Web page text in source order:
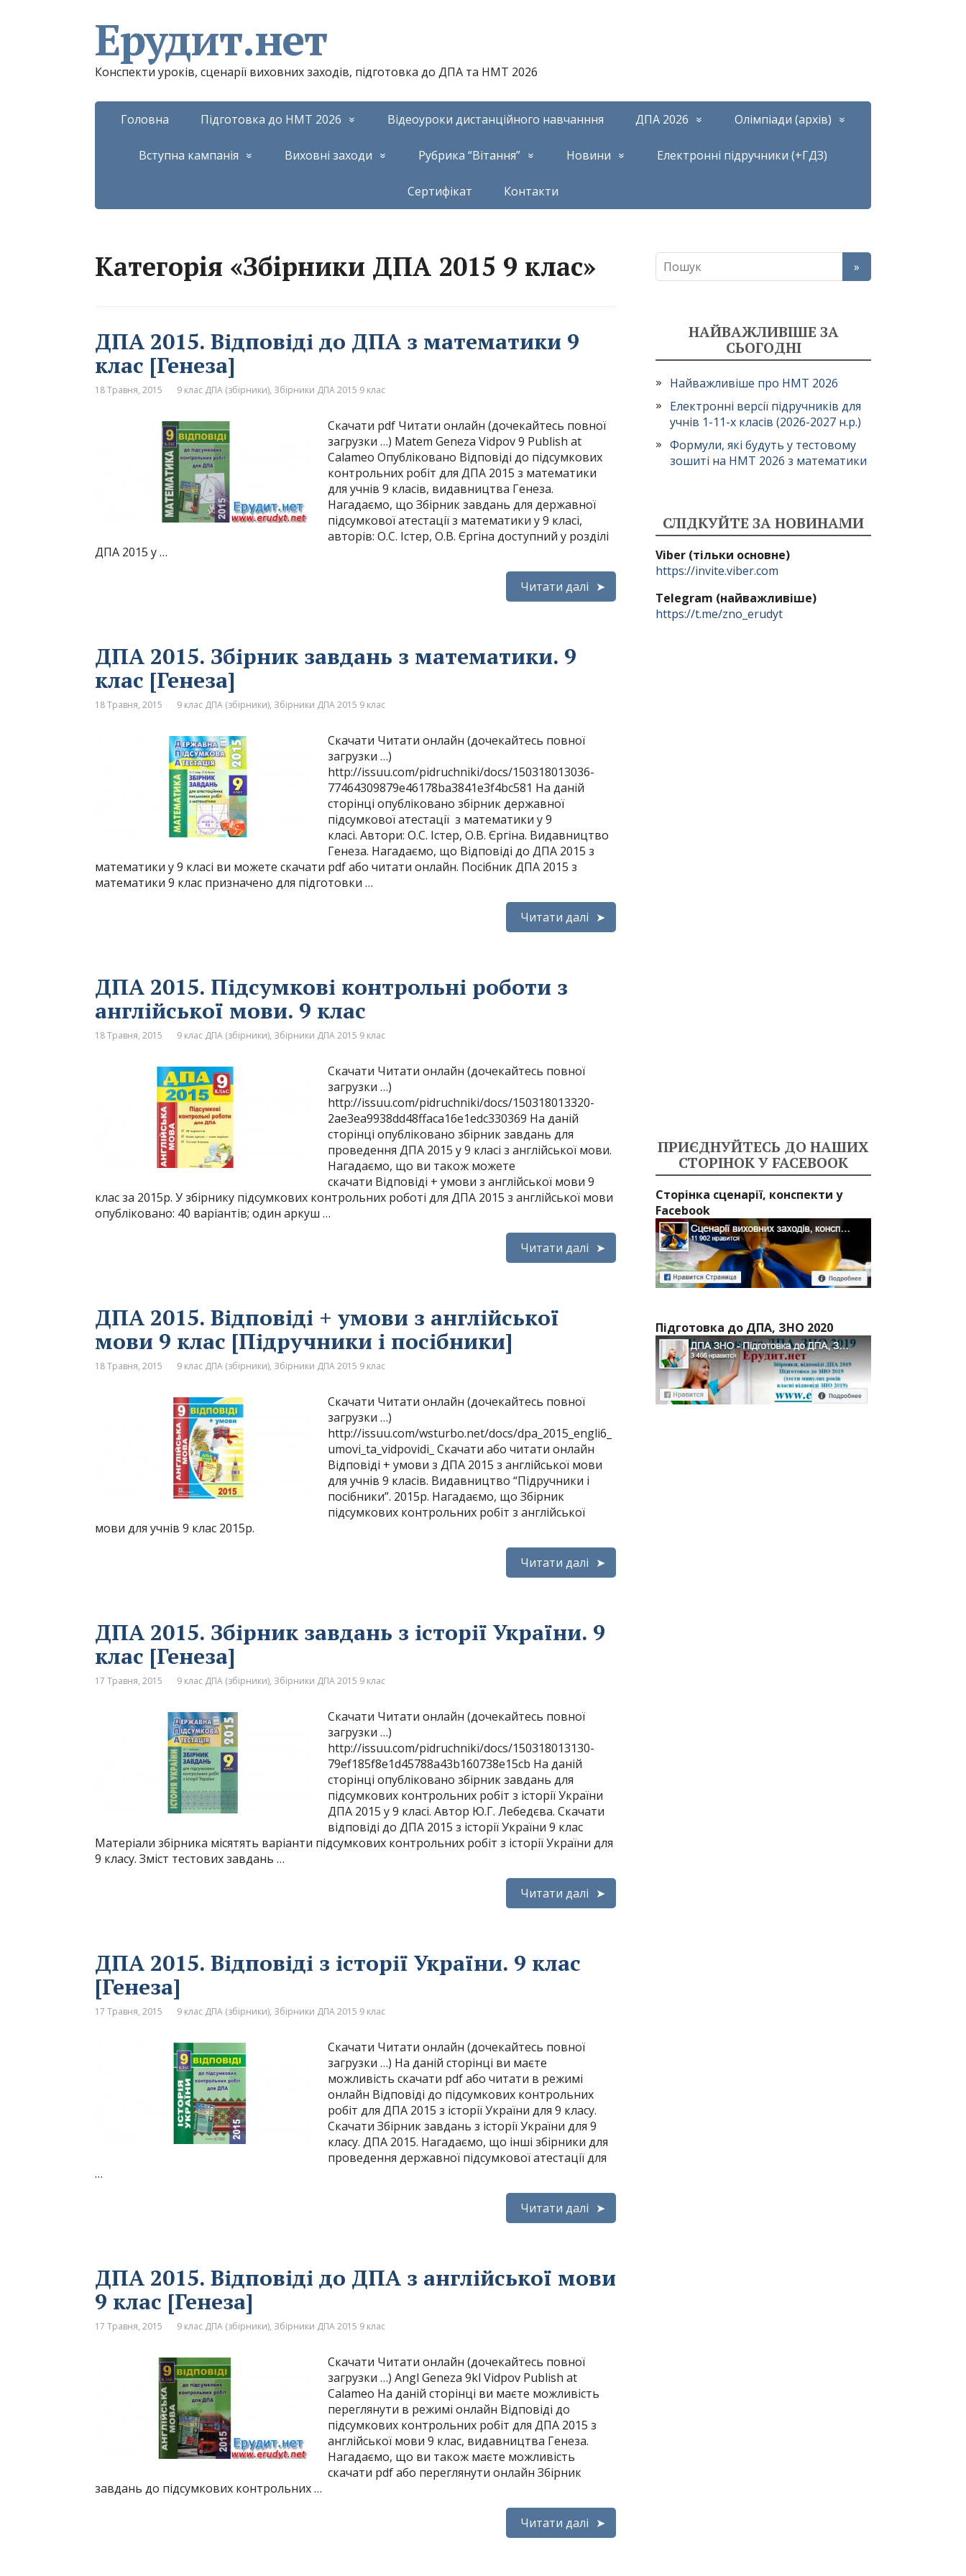
Ерудит.нет
Конспекти уроків, сценарії виховних заходів, підготовка до ДПА та НМТ 2026
Головна Підготовка до НМТ 2026 Відеоуроки дистанційного навчанння ДПА 2026 Олімпіади (архів)
Вступна кампанія Виховні заходи Рубрика “Вітання” Новини Електронні підручники (+ГДЗ)
Сертифікат Контакти
Категорія «Збірники ДПА 2015 9 клас»
ДПА 2015. Відповіді до ДПА з математики 9
клас [Генеза]
18 Травня, 2015 9 клас ДПА (збірники), Збірники ДПА 2015 9 клас
Скачати pdf Читати онлайн (дочекайтесь повної
загрузки …) Matem Geneza Vidpov 9 Publish at
Calameo Опубліковано Відповіді до підсумкових
контрольних робіт для ДПА 2015 з математики
для учнів 9 класів, видавництва Генеза.
Нагадаємо, що Збірник завдань для державної
підсумкової атестації з математики у 9 класі,
авторів: О.С. Істер, О.В. Єргіна доступний у розділі
ДПА 2015 у …
Читати далі
ДПА 2015. Збірник завдань з математики. 9
клас [Генеза]
18 Травня, 2015 9 клас ДПА (збірники), Збірники ДПА 2015 9 клас
Скачати Читати онлайн (дочекайтесь повної
загрузки …)
http://issuu.com/pidruchniki/docs/150318013036-
77464309879e46178ba3841e3f4bc581 На даній
сторінці опубліковано збірник державної
підсумкової атестації з математики у 9
класі. Автори: О.С. Істер, О.В. Єргіна. Видавництво
Генеза. Нагадаємо, що Відповіді до ДПА 2015 з
математики у 9 класі ви можете скачати pdf або читати онлайн. Посібник ДПА 2015 з
математики 9 клас призначено для підготовки …
Читати далі
ДПА 2015. Підсумкові контрольні роботи з
англійської мови. 9 клас
18 Травня, 2015 9 клас ДПА (збірники), Збірники ДПА 2015 9 клас
Скачати Читати онлайн (дочекайтесь повної
загрузки …)
http://issuu.com/pidruchniki/docs/150318013320-
2ae3ea9938dd48ffaca16e1edc330369 На даній
сторінці опубліковано збірник завдань для
проведення ДПА 2015 у 9 класі з англійської мови.
Нагадаємо, що ви також можете
скачати Відповіді + умови з англійської мови 9
клас за 2015р. У збірнику підсумкових контрольних роботі для ДПА 2015 з англійської мови
опубліковано: 40 варіантів; один аркуш …
Читати далі
ДПА 2015. Відповіді + умови з англійської
мови 9 клас [Підручники і посібники]
18 Травня, 2015 9 клас ДПА (збірники), Збірники ДПА 2015 9 клас
Скачати Читати онлайн (дочекайтесь повної
загрузки …)
http://issuu.com/wsturbo.net/docs/dpa_2015_engli6_
umovi_ta_vidpovidi_ Скачати або читати онлайн
Відповіді + умови з ДПА 2015 з англійської мови
для учнів 9 класів. Видавництво “Підручники і
посібники”. 2015р. Нагадаємо, що Збірник
підсумкових контрольних робіт з англійської
мови для учнів 9 клас 2015р.
Читати далі
ДПА 2015. Збірник завдань з історії України. 9
клас [Генеза]
17 Травня, 2015 9 клас ДПА (збірники), Збірники ДПА 2015 9 клас
Скачати Читати онлайн (дочекайтесь повної
загрузки …)
http://issuu.com/pidruchniki/docs/150318013130-
79ef185f8e1d45788a43b160738e15cb На даній
сторінці опубліковано збірник завдань для
підсумкових контрольних робіт з історії України
ДПА 2015 у 9 класі. Автор Ю.Г. Лебедєва. Скачати
відповіді до ДПА 2015 з історії України 9 клас
Матеріали збірника місятять варіанти підсумкових контрольних робіт з історії України для
9 класу. Зміст тестових завдань …
Читати далі
ДПА 2015. Відповіді з історії України. 9 клас
[Генеза]
17 Травня, 2015 9 клас ДПА (збірники), Збірники ДПА 2015 9 клас
Скачати Читати онлайн (дочекайтесь повної
загрузки …) На даній сторінці ви маєте
можливість скачати pdf або читати в режимі
онлайн Відповіді до підсумкових контрольних
робіт для ДПА 2015 з історії України для 9 класу.
Скачати Збірник завдань з історії України для 9
класу. ДПА 2015. Нагадаємо, що інші збірники для
проведення державної підсумкової атестації для
…
Читати далі
ДПА 2015. Відповіді до ДПА з англійської мови
9 клас [Генеза]
17 Травня, 2015 9 клас ДПА (збірники), Збірники ДПА 2015 9 клас
Скачати Читати онлайн (дочекайтесь повної
загрузки …) Angl Geneza 9kl Vidpov Publish at
Calameo На даній сторінці ви маєте можливість
переглянути в режимі онлайн Відповіді до
підсумкових контрольних робіт для ДПА 2015 з
англійської мови 9 клас, видавництва Генеза.
Нагадаємо, що ви також маєте можливість
скачати pdf або переглянути онлайн Збірник
завдань до підсумкових контрольних …
Читати далі
НАЙВАЖЛИВІШЕ ЗА
СЬОГОДНІ
Найважливіше про НМТ 2026
Електронні версії підручників для
учнів 1-11-х класів (2026-2027 н.р.)
Формули, які будуть у тестовому
зошиті на НМТ 2026 з математики
СЛІДКУЙТЕ ЗА НОВИНАМИ
Viber (тільки основне)
https://invite.viber.com
Telegram (найважливіше)
https://t.me/zno_erudyt
ПРИЄДНУЙТЕСЬ ДО НАШИХ
СТОРІНОК У FACEBOOK
Сторінка сценарії, конспекти у
Facebook
Підготовка до ДПА, ЗНО 2020